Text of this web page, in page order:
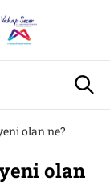
olan ne?
olan